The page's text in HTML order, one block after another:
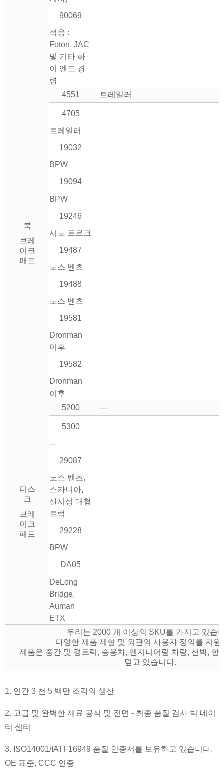
90069
적응 :
Foton, JAC
및 기타 하
이 엔드 경
령
북
브레
이크
패드
4551 트레일러
4705
트레일러
19032
BPW
19094
BPW
19246
시노 트르크
19487
노스 벤츠
19488
노스 벤츠
19581
Dronman
이후
19582
Dronman
이후
디스
크
브레
이크
패드
5200 ---
5300
---
29087
노스 벤츠,
스카니아,
산시성 대형
트럭
29228
BPW
DA05
DeLong
Bridge,
Auman
ETX
우리는 2000 개 이상의 SKU를 가지고 있습
다양한 제품 제형 및 외관의 사용자 정의를 지원
제품은 중간 및 경트럭, 승용차, 엔지니어링 차량, 선박, 항
덮고 있습니다.
1. 연간 3 천 5 백만 조각의 생산
2. 고급 및 완벽한 재료 공식 및 전면 - 최종 품질 검사 빅 데이
터 센터
3. ISO14001/IATF16949 품질 인증서를 보유하고 있습니다.
OE 표준, CCC 인증